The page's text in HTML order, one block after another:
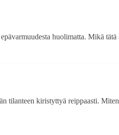
huolimatta. Mikä
tilanteen kiristyttyä reippaasti.